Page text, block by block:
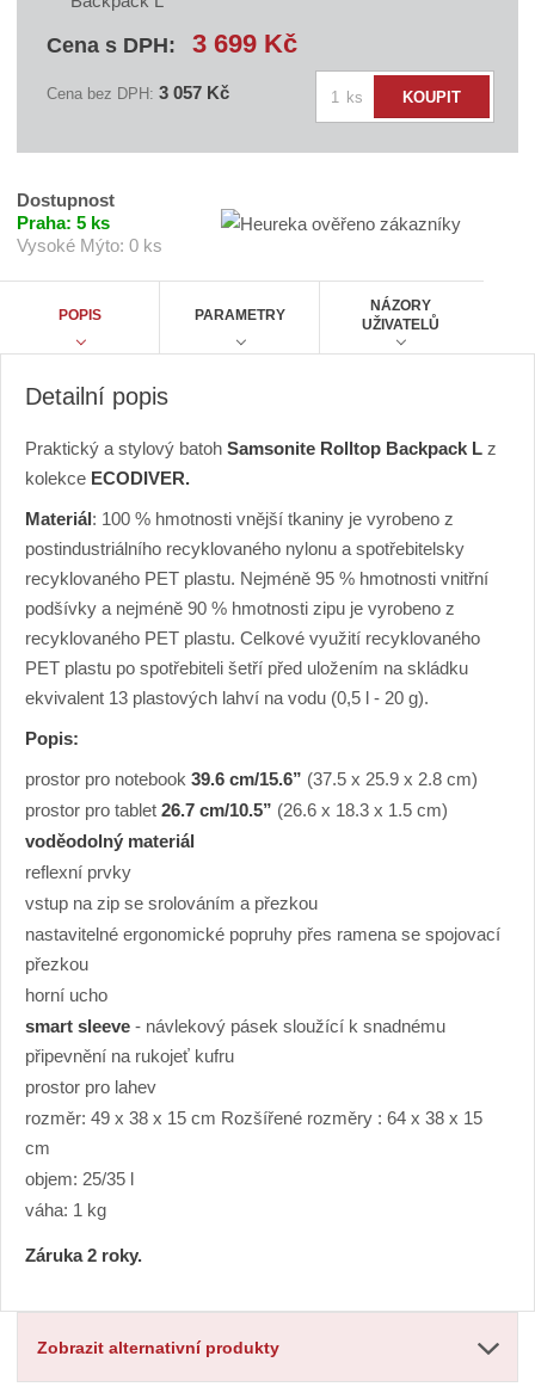
Cena s DPH: 3 699 Kč
Cena bez DPH: 3 057 Kč
t
t
ks KOUPIT
Dostupnost
Praha: 5 ks
Vysoké Mýto: 0 ks
POPIS PARAMETRY
NÁZORY
UŽIVATELŮ
Detailní popis
Praktický a stylový batoh Samsonite Rolltop Backpack L z
kolekce ECODIVER.
Materiál: 100 % hmotnosti vnější tkaniny je vyrobeno z
postindustriálního recyklovaného nylonu a spotřebitelsky
recyklovaného PET plastu. Nejméně 95 % hmotnosti vnitřní
podšívky a nejméně 90 % hmotnosti zipu je vyrobeno z
recyklovaného PET plastu. Celkové využití recyklovaného
PET plastu po spotřebiteli šetří před uložením na skládku
ekvivalent 13 plastových lahví na vodu (0,5 l - 20 g).
Popis:
prostor pro notebook 39.6 cm/15.6” (37.5 x 25.9 x 2.8 cm)
prostor pro tablet 26.7 cm/10.5” (26.6 x 18.3 x 1.5 cm)
voděodolný materiál
reflexní prvky
vstup na zip se srolováním a přezkou
nastavitelné ergonomické popruhy přes ramena se spojovací
přezkou
horní ucho
smart sleeve - návlekový pásek sloužící k snadnému
připevnění na rukojeť kufru
prostor pro lahev
rozměr: 49 x 38 x 15 cm Rozšířené rozměry : 64 x 38 x 15
cm
objem: 25/35 l
váha: 1 kg
Záruka 2 roky.
Zobrazit alternativní produkty